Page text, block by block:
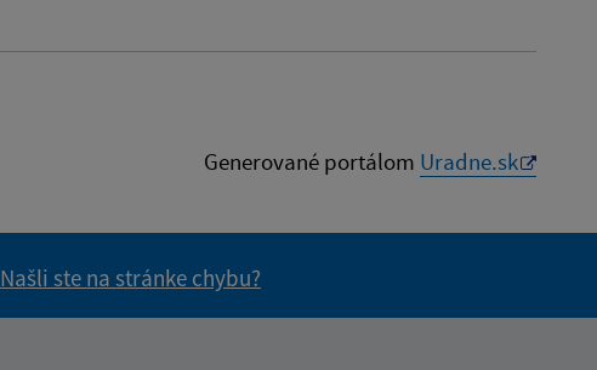
Generované portálom Uradne.sk
Našli ste na stránke chybu?